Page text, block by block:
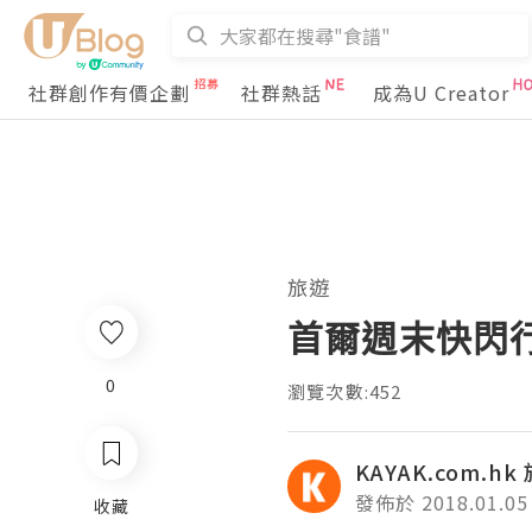
社群創作有價企劃 社群熱話 成為U Creator
旅遊
首爾週末快閃
瀏覽次數:452
KAYAK.com.hk
發佈於 2018.01.05
0
收藏